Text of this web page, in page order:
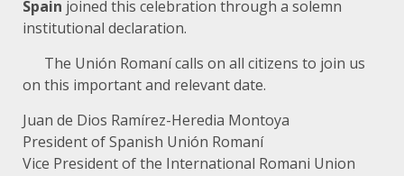
Spain joined this celebration through a solemn
institutional declaration.
The Unión Romaní calls on all citizens to join us
on this important and relevant date.
Juan de Dios Ramírez-Heredia Montoya
President of Spanish Unión Romaní
Vice President of the International Romani Union